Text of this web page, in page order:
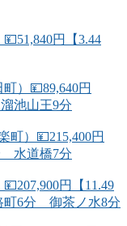
円【3.44
）💴89,640円
池山王9分
町）💴215,400円
水道橋7分
円【11.49
6分 御茶ノ水8分